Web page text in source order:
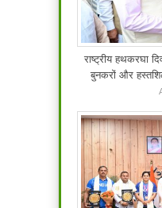
राष्ट्रीय हथकरघा
बुनकरों और